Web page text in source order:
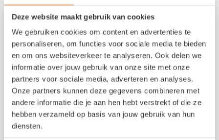
Deze website maakt gebruik van cookies
We gebruiken cookies om content en advertenties te
personaliseren, om functies voor sociale media te bieden
en om ons websiteverkeer te analyseren. Ook delen we
informatie over jouw gebruik van onze site met onze
partners voor sociale media, adverteren en analyses.
Onze partners kunnen deze gegevens combineren met
andere informatie die je aan hen hebt verstrekt of die ze
hebben verzameld op basis van jouw gebruik van hun
diensten.
transacties komen dan direct in je
administratie binnen en je ziet snel wat nog
bijgewerkt moet worden.
Check openstaande
verkoopfacturen